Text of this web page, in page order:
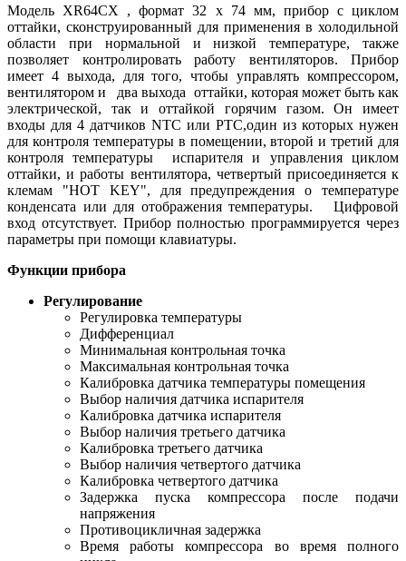
Модель XR64CХ , формат 32 х 74 мм, прибор с циклом
оттайки, сконструированный для применения в холодильной
области при нормальной и низкой температуре, также
позволяет контролировать работу вентиляторов. Прибор
имеет 4 выхода, для того, чтобы управлять компрессором,
вентилятором и два выхода оттайки, которая может быть как
электрической, так и оттайкой горячим газом. Он имеет
входы для 4 датчиков NТС или PTC,один из которых нужен
для контроля температуры в помещении, второй и третий для
контроля температуры испарителя и управления циклом
оттайки, и работы вентилятора, четвертый присоединяется к
клемам "HOT KEY", для предупреждения о температуре
конденсата или для отображения температуры. Цифровой
вход отсутствует. Прибор полностью программируется через
параметры при помощи клавиатуры.
Функции прибора
Регулирование
Регулировка температуры
Дифференциал
Минимальная контрольная точка
Максимальная контрольная точка
Калибровка датчика температуры помещения
Выбор наличия датчика испарителя
Калибровка датчика испарителя
Выбор наличия третьего датчика
Калибровка третьего датчика
Выбор наличия четвертого датчика
Калибровка четвертого датчика
Задержка пуска компрессора после подачи
напряжения
Противоцикличная задержка
Время работы компрессора во время полного